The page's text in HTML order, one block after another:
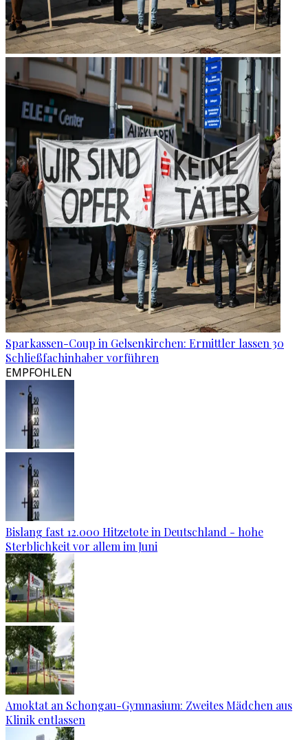
Sparkassen-Coup in Gelsenkirchen: Ermittler lassen 30
Schließfachinhaber vorführen
EMPFOHLEN
Bislang fast 12.000 Hitzetote in Deutschland - hohe
Sterblichkeit vor allem im Juni
Amoktat an Schongau-Gymnasium: Zweites Mädchen aus
Klinik entlassen